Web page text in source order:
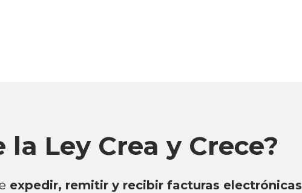
la Ley Crea y Crece?
expedir, remitir y recibir facturas electrónicas